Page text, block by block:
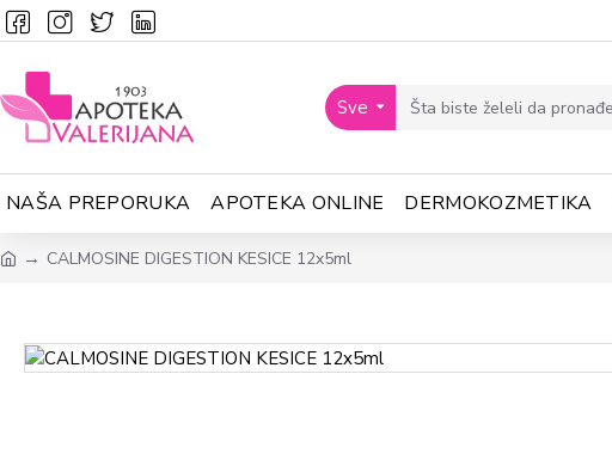
Sve
NAŠA PREPORUKA APOTEKA ONLINE DERMOKOZMETIKA
CALMOSINE DIGESTION KESICE 12x5ml